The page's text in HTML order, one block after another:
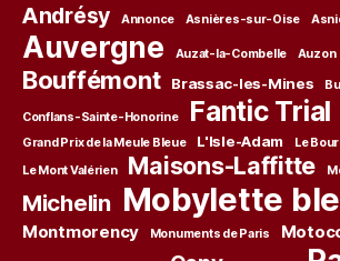
Andrésy Annonce Asnières-sur-Oise
Auvergne Auzat-la-Combelle Auzon
Bouffémont Brassac-les-Mines
Conflans-Sainte-Honorine Fantic Trial
Grand Prix de la Meule Bleue L'Isle-Adam Le
Le Mont Valérien
Maisons-Laffitte
Michelin Mobylette
Montmorency Monuments de Paris